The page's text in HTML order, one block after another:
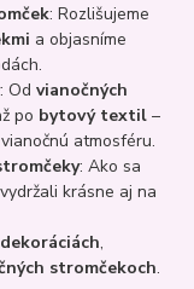
: Rozlišujeme
a objasníme
: Odvianočných
po bytový textil –
atmosféru.
: Ako sa
krásne aj na
dekoráciách,
stromčekoch.